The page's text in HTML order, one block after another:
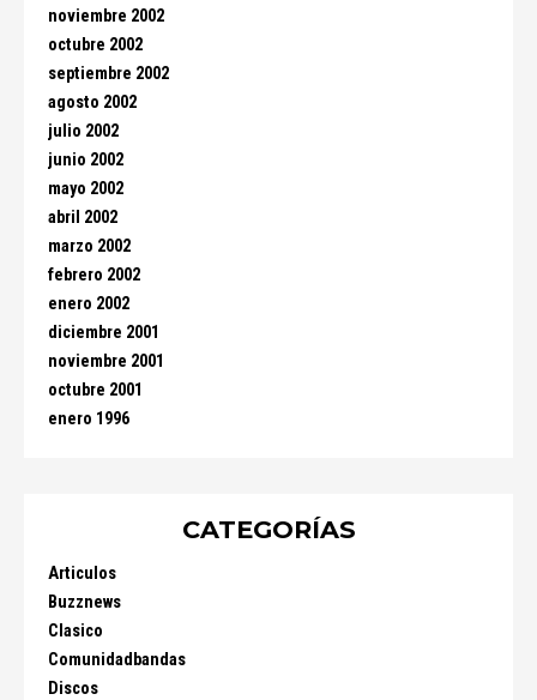
noviembre 2002
octubre 2002
septiembre 2002
agosto 2002
julio 2002
junio 2002
mayo 2002
abril 2002
marzo 2002
febrero 2002
enero 2002
diciembre 2001
noviembre 2001
octubre 2001
enero 1996
CATEGORÍAS
Articulos
Buzznews
Clasico
Comunidadbandas
Discos